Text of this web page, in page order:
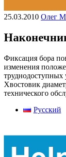
25.03.2010 Олег
Фиксация бора
изменения
труднодоступных
Хвостовик
технического
Русский